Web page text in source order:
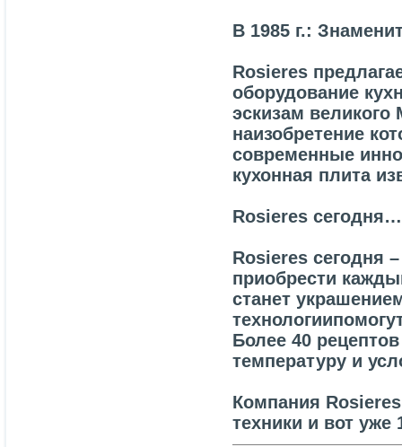
В 1985 г.:
Rosieres
оборудование
эскизам
наизобретение
современные
кухонная плита
Rosieres сегодня…
Rosieres сегодня
приобрести
станет
Более 40
температуру и
Компания
техники и вот